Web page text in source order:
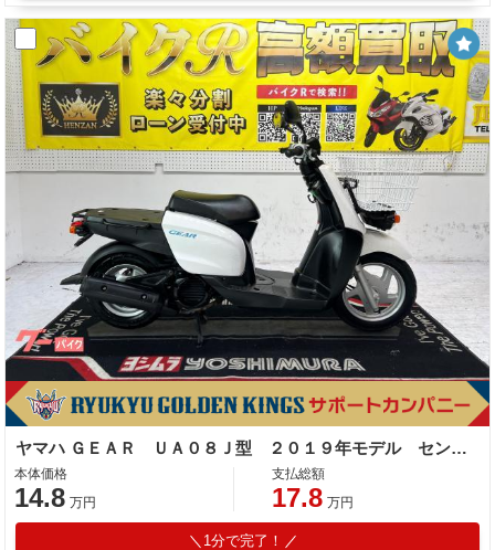
ヤマハ ＧＥＡＲ ＵＡ０８Ｊ型 ２０１９年モデル センタースタンド サイドスタンド スペアキー
本体価格
14.8 万円
支払総額
17.8 万円
1分で完了！